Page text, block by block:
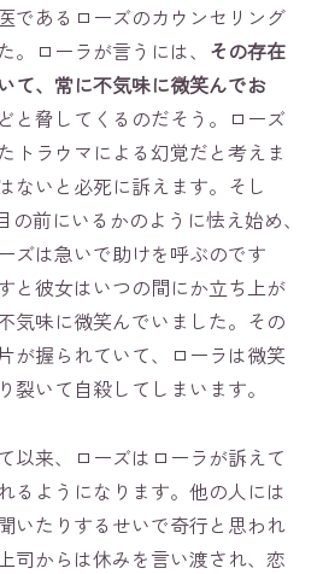
であるローズのカウンセリング
。ローラが言うには、 その存在
て、常に不気味に微笑んでお
と脅してくるのだそう。ローズ
トラウマによる幻覚だと考えま
ないと必死に訴えます。そし
の前にいるかのように怯え始め、
ズは急いで助けを呼ぶのです
と彼女はいつの間にか立ち上が
気味に微笑んでいました。その
が握られていて、ローラは微笑
裂いて自殺してしまいます。
以来、ローズはローラが訴えて
るようになります。他の人には
いたりするせいで奇行と思われ
司からは休みを言い渡され、恋